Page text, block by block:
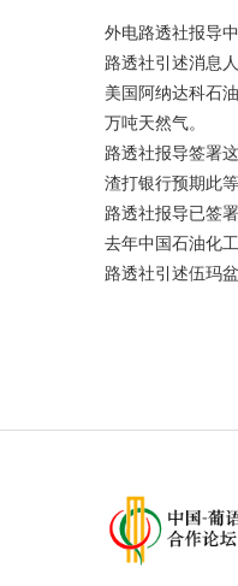
外电路透社报导
路透社引述消息
美国阿纳达科石
万吨天然气。
路透社报导签署
渣打银行预期此
路透社报导已签
去年中国石油化
路透社引述伍玛